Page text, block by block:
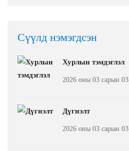
Сүүлд нэмэгдсэн
Хурлын тэмдэглэл
2026 оны 03 сарын 03
Дүгнэлт
2026 оны 03 сарын 03